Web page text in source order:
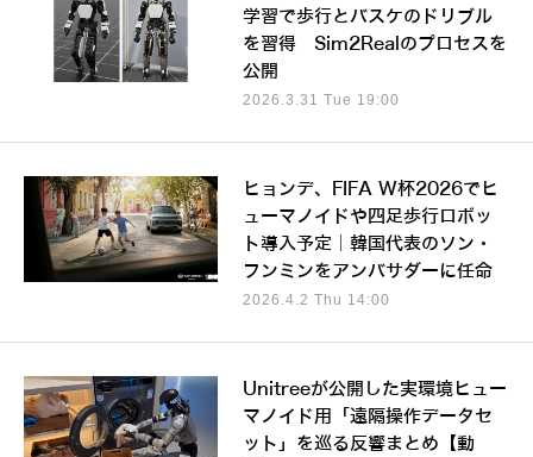
学習で歩行とバスケのドリブル
を習得 Sim2Realのプロセスを
公開
2026.3.31 Tue 19:00
ヒョンデ、FIFA W杯2026でヒ
ューマノイドや四足歩行ロボッ
ト導入予定｜韓国代表のソン・
フンミンをアンバサダーに任命
2026.4.2 Thu 14:00
Unitreeが公開した実環境ヒュー
マノイド用「遠隔操作データセ
ット」を巡る反響まとめ【動